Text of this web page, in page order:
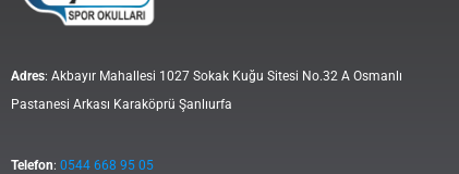
Adres: Akbayır Mahallesi 1027 Sokak Kuğu Sitesi No.32 A Osmanlı
Pastanesi Arkası Karaköprü Şanlıurfa
Telefon: 0544 668 95 05